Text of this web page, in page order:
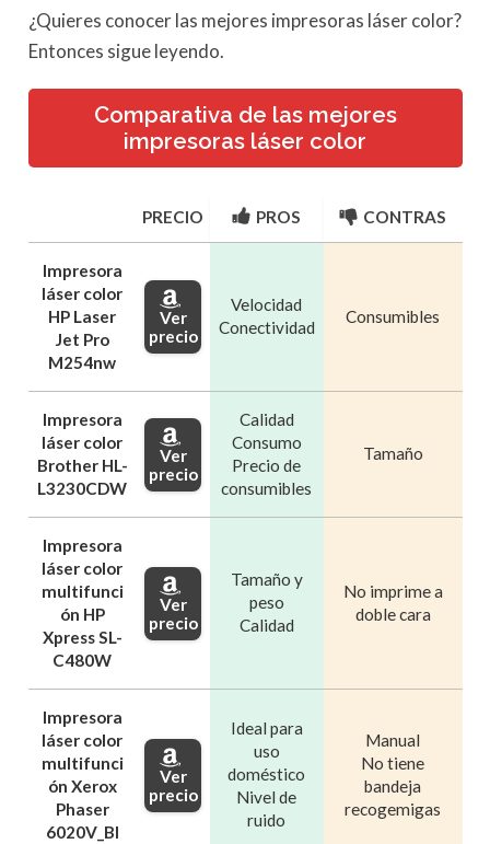
¿Quieres conocer las mejores impresoras láser color?
Entonces sigue leyendo.
Comparativa de las mejores
impresoras láser color
PRECIO PROS CONTRAS
Impresora
láser color
HP Laser
Jet Pro
M254nw
Ver
precio
Velocidad
Conectividad
Consumibles
Impresora
láser color
Brother HL-
L3230CDW
Ver
precio
Calidad
Consumo
Precio de
consumibles
Tamaño
Impresora
láser color
multifunci
ón HP
Xpress SL-
C480W
Ver
precio
Tamaño y
peso
Calidad
No imprime a
doble cara
Impresora
láser color
multifunci
ón Xerox
Phaser
6020V_BI
Ver
precio
Ideal para
uso
doméstico
Nivel de
ruido
Manual
No tiene
bandeja
recogemigas